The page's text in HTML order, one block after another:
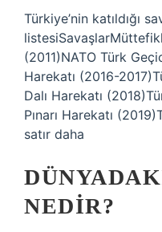
Türkiye’nin katıldığı
(2011)NATO Türk
Harekatı (2016-
Dalı Harekatı
Pınarı Harekatı
satır daha
NEDIR?